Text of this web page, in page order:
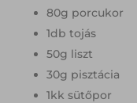
80g porcukor
1db tojás
50g liszt
30g pisztácia
1kk sütőpor